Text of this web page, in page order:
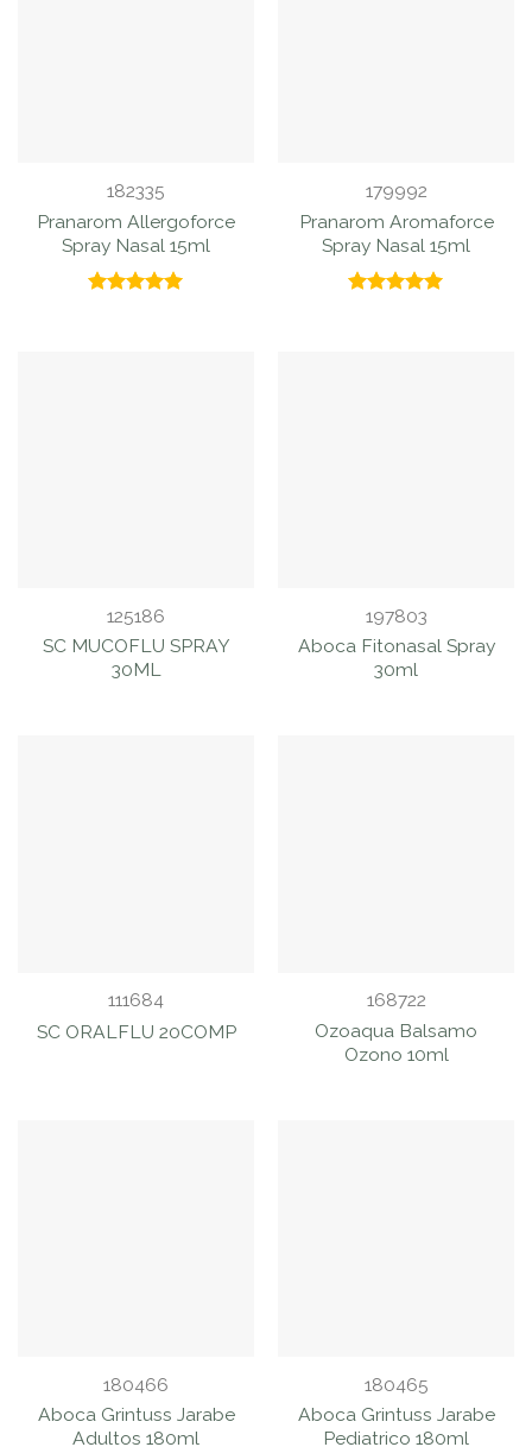
182335
Pranarom Allergoforce
Spray Nasal 15ml
179992
Pranarom Aromaforce
Spray Nasal 15ml
125186
SC MUCOFLU SPRAY
30ML
197803
Aboca Fitonasal Spray
30ml
111684
SC ORALFLU 20COMP
168722
Ozoaqua Balsamo
Ozono 10ml
180466
Aboca Grintuss Jarabe
Adultos 180ml
180465
Aboca Grintuss Jarabe
Pediatrico 180ml